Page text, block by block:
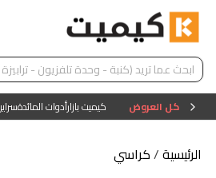
كل العروض كيميت بازارأدوات المائدةسراير
الرئيسية/كراسي